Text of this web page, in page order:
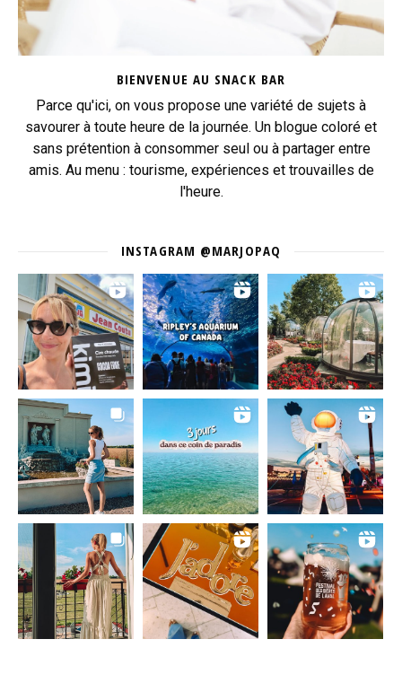
BIENVENUE AU SNACK BAR
Parce qu'ici, on vous propose une variété de sujets à
savourer à toute heure de la journée. Un blogue coloré et
sans prétention à consommer seul ou à partager entre
amis. Au menu : tourisme, expériences et trouvailles de
l'heure.
INSTAGRAM @MARJOPAQ